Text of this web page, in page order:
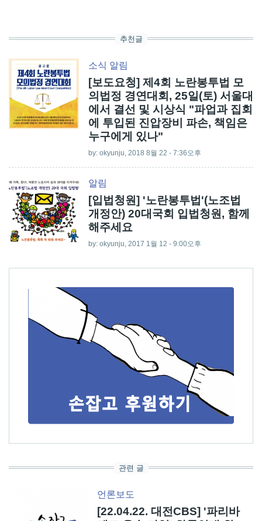
추천글
소식 알림
[보도요청] 제4회 노란봉투법 모
의법정 경연대회, 25일(토) 서울대
에서 결선 및 시상식 "파업과 집회
에 투입된 진압장비 파손, 책임은
누구에게 있나"
by: okyunju , 2018 8월 22 - 7:36오후
알림
[입법청원] '노란봉투법'(노조법
개정안) 20대국회 입법청원, 함께
해주세요
by: okyunju , 2017 1월 12 - 9:00오후
관련 글
언론보도
[22.04.22. 대전CBS] '파리바